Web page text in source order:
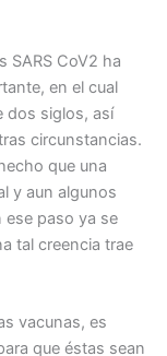
SARS CoV2 ha
en el cual
dos siglos, así
circunstancias.
que una
y aun algunos
paso ya se
tal creencia trae
vacunas, es
que éstas sean